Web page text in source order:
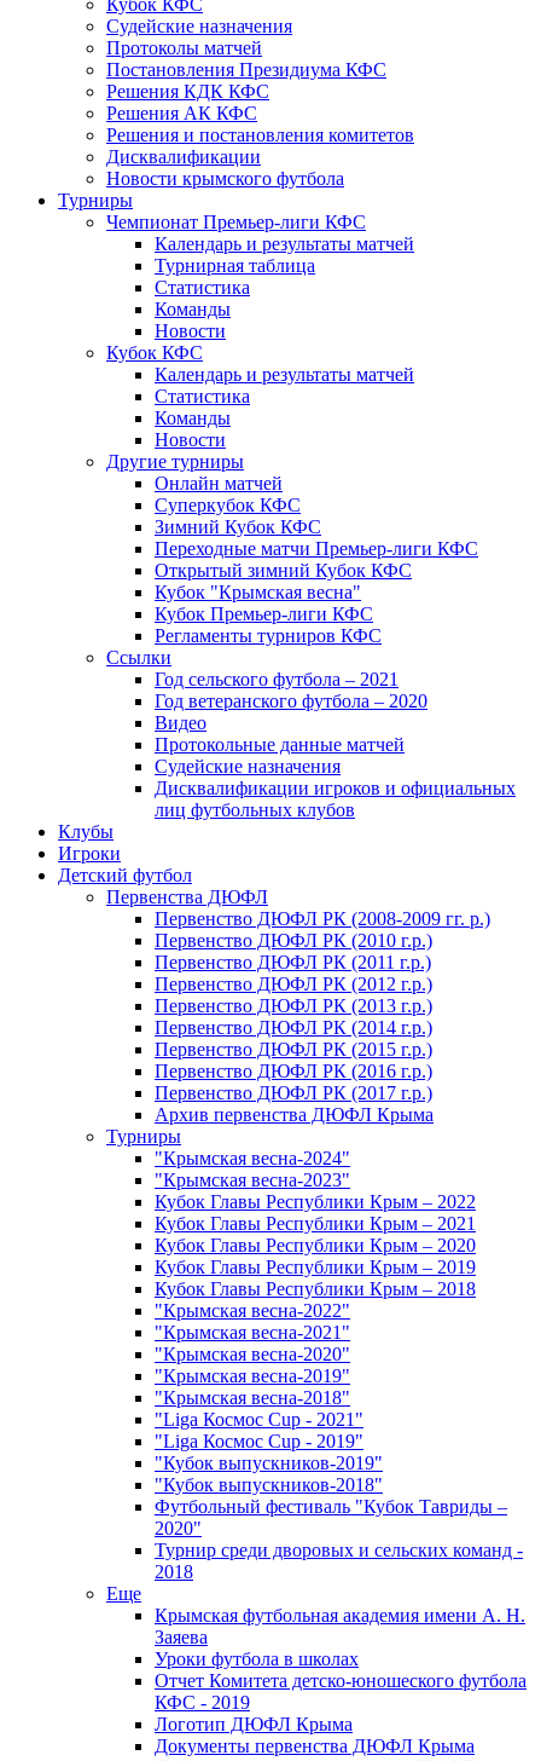
Кубок КФС
Судейские назначения
Протоколы матчей
Постановления Президиума КФС
Решения КДК КФС
Решения АК КФС
Решения и постановления комитетов
Дисквалификации
Новости крымского футбола
Турниры
Чемпионат Премьер-лиги КФС
Календарь и результаты матчей
Турнирная таблица
Статистика
Команды
Новости
Кубок КФС
Календарь и результаты матчей
Статистика
Команды
Новости
Другие турниры
Онлайн матчей
Суперкубок КФС
Зимний Кубок КФС
Переходные матчи Премьер-лиги КФС
Открытый зимний Кубок КФС
Кубок "Крымская весна"
Кубок Премьер-лиги КФС
Регламенты турниров КФС
Ссылки
Год сельского футбола – 2021
Год ветеранского футбола – 2020
Видео
Протокольные данные матчей
Судейские назначения
Дисквалификации игроков и официальных
лиц футбольных клубов
Клубы
Игроки
Детский футбол
Первенства ДЮФЛ
Первенство ДЮФЛ РК (2008-2009 гг. р.)
Первенство ДЮФЛ РК (2010 г.р.)
Первенство ДЮФЛ РК (2011 г.р.)
Первенство ДЮФЛ РК (2012 г.р.)
Первенство ДЮФЛ РК (2013 г.р.)
Первенство ДЮФЛ РК (2014 г.р.)
Первенство ДЮФЛ РК (2015 г.р.)
Первенство ДЮФЛ РК (2016 г.р.)
Первенство ДЮФЛ РК (2017 г.р.)
Архив первенства ДЮФЛ Крыма
Турниры
"Крымская весна-2024"
"Крымская весна-2023"
Кубок Главы Республики Крым – 2022
Кубок Главы Республики Крым – 2021
Кубок Главы Республики Крым – 2020
Кубок Главы Республики Крым – 2019
Кубок Главы Республики Крым – 2018
"Крымская весна-2022"
"Крымская весна-2021"
"Крымская весна-2020"
"Крымская весна-2019"
"Крымская весна-2018"
"Liga Космос Cup - 2021"
"Liga Космос Cup - 2019"
"Кубок выпускников-2019"
"Кубок выпускников-2018"
Футбольный фестиваль "Кубок Тавриды –
2020"
Турнир среди дворовых и сельских команд -
2018
Еще
Крымская футбольная академия имени А. Н.
Заяева
Уроки футбола в школах
Отчет Комитета детско-юношеского футбола
КФС - 2019
Логотип ДЮФЛ Крыма
Документы первенства ДЮФЛ Крыма